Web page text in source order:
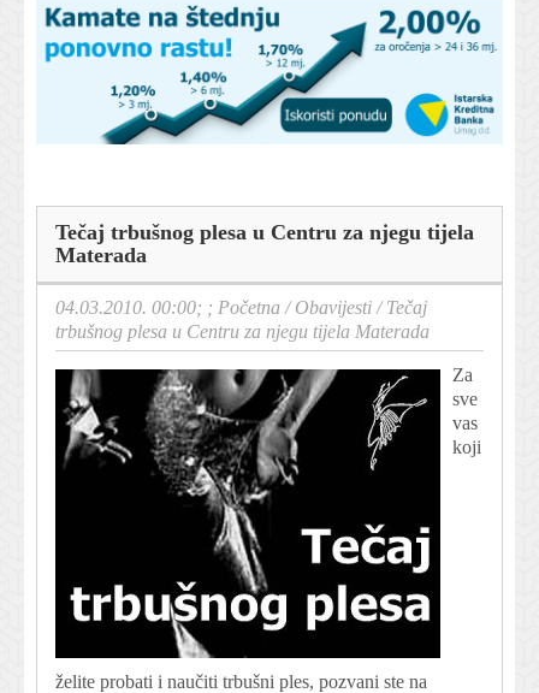
Tečaj trbušnog plesa u Centru za njegu tijela
Materada
04.03.2010. 00:00; ; Početna /Obavijesti /Tečaj
trbušnog plesa u Centru za njegu tijela Materada
Za
sve
vas
koji
želite probati i naučiti trbušni ples, pozvani ste na